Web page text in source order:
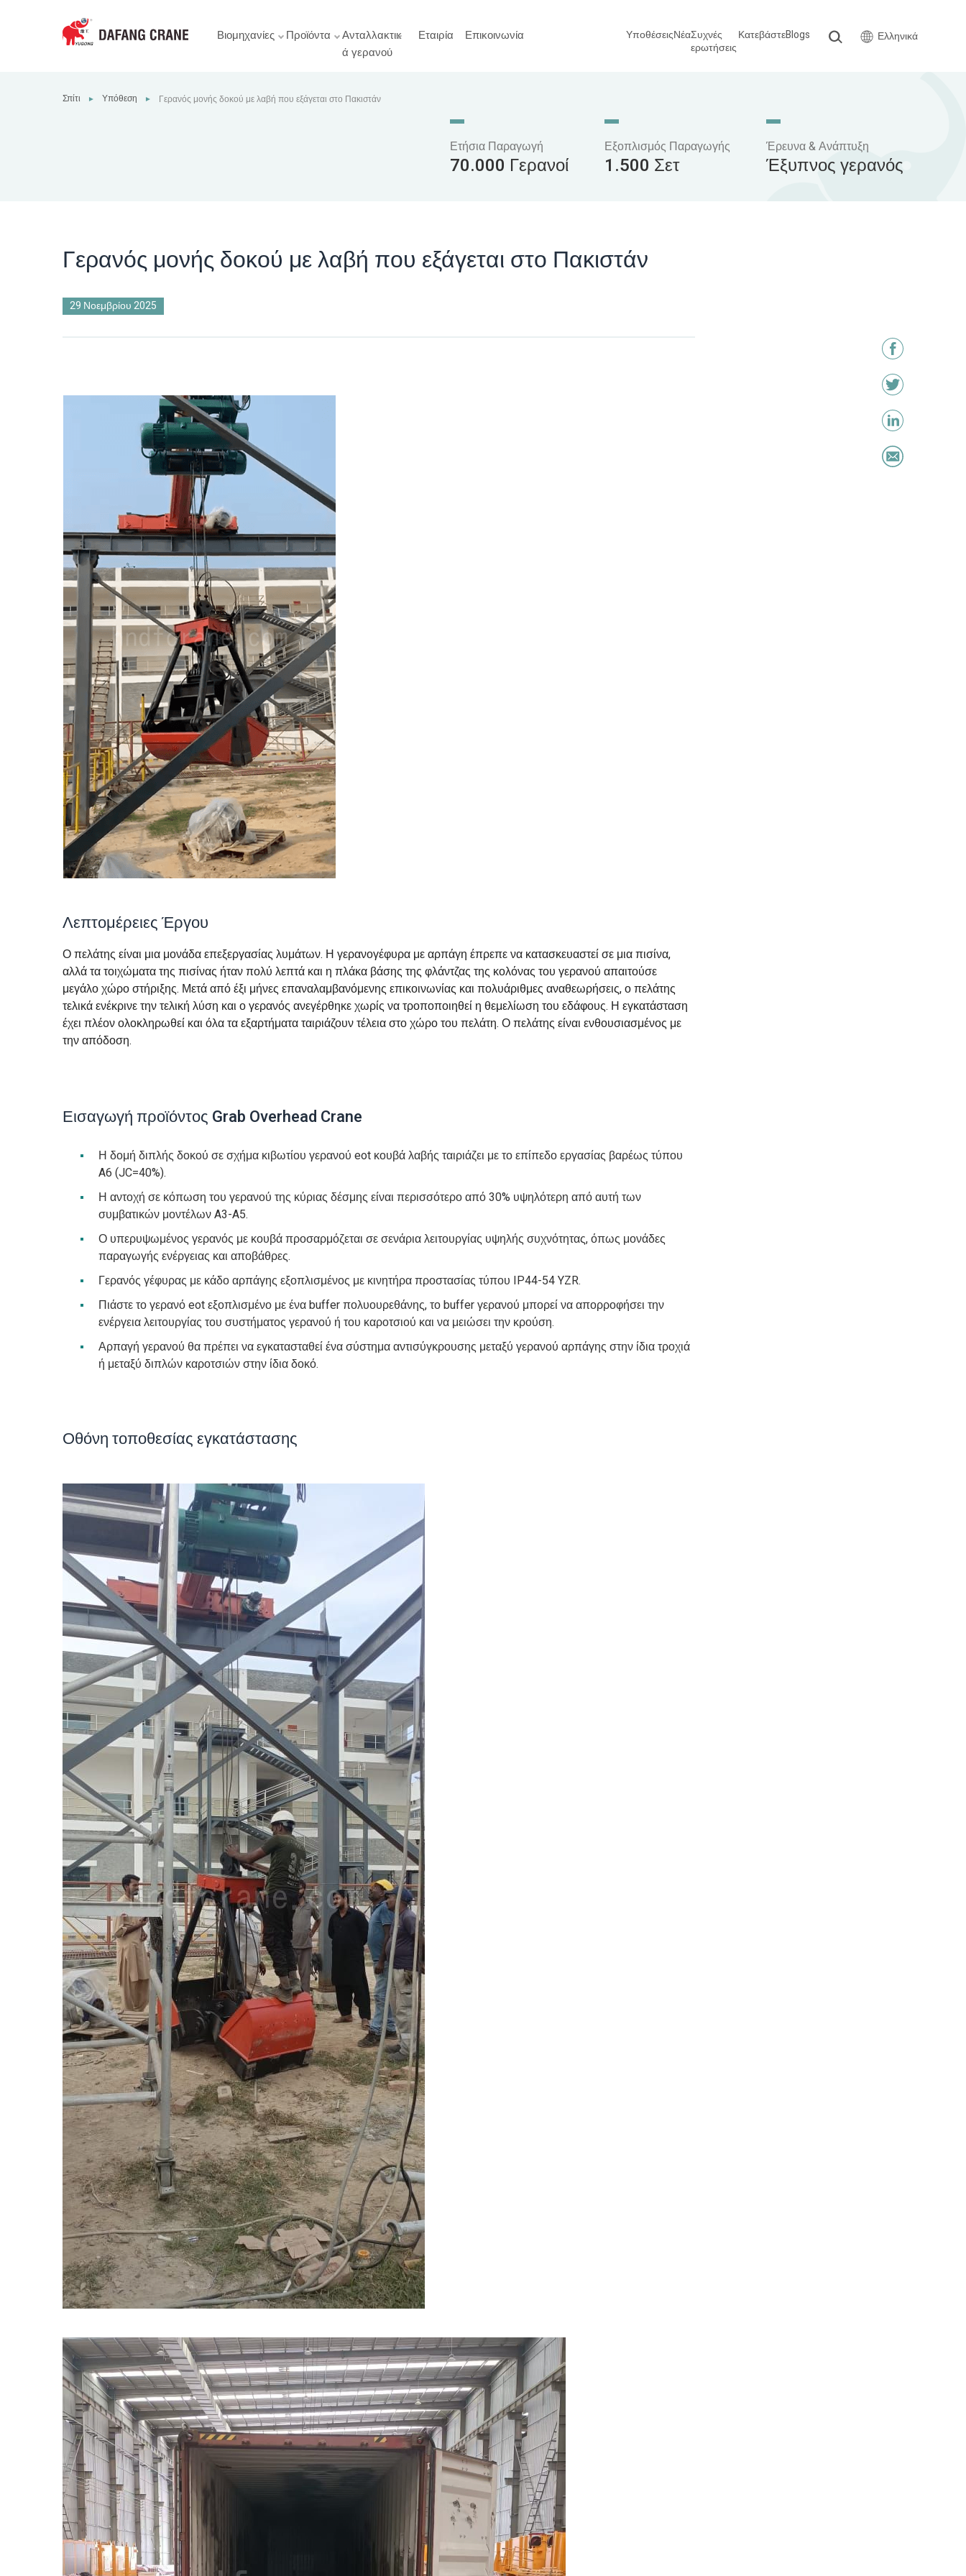
Βιομηχανίες Προϊόντα
Ανταλλακτικ
ά γερανού
Εταιρία Επικοινωνία ΥποθέσειςΝέαΣυχνές
ερωτήσεις
ΚατεβάστεBlogs Ελληνικά
Σπίτι ► Υπόθεση ► Γερανός μονής δοκού με λαβή που εξάγεται στο Πακιστάν
Ετήσια Παραγωγή
70.000 Γερανοί
Εξοπλισμός Παραγωγής
1.500 Σετ
Έρευνα & Ανάπτυξη
Έξυπνος γερανός
Γερανός μονής δοκού με λαβή που εξάγεται στο Πακιστάν
29 Νοεμβρίου 2025
Λεπτομέρειες Έργου
Ο πελάτης είναι μια μονάδα επεξεργασίας λυμάτων. Η γερανογέφυρα με αρπάγη έπρεπε να κατασκευαστεί σε μια πισίνα,
αλλά τα τοιχώματα της πισίνας ήταν πολύ λεπτά και η πλάκα βάσης της φλάντζας της κολόνας του γερανού απαιτούσε
μεγάλο χώρο στήριξης. Μετά από έξι μήνες επαναλαμβανόμενης επικοινωνίας και πολυάριθμες αναθεωρήσεις, ο πελάτης
τελικά ενέκρινε την τελική λύση και ο γερανός ανεγέρθηκε χωρίς να τροποποιηθεί η θεμελίωση του εδάφους. Η εγκατάσταση
έχει πλέον ολοκληρωθεί και όλα τα εξαρτήματα ταιριάζουν τέλεια στο χώρο του πελάτη. Ο πελάτης είναι ενθουσιασμένος με
την απόδοση.
Εισαγωγή προϊόντος Grab Overhead Crane
Η δομή διπλής δοκού σε σχήμα κιβωτίου γερανού eot κουβά λαβής ταιριάζει με το επίπεδο εργασίας βαρέως τύπου
A6 (JC=40%).
Η αντοχή σε κόπωση του γερανού της κύριας δέσμης είναι περισσότερο από 30% υψηλότερη από αυτή των
συμβατικών μοντέλων A3-A5.
Ο υπερυψωμένος γερανός με κουβά προσαρμόζεται σε σενάρια λειτουργίας υψηλής συχνότητας, όπως μονάδες
παραγωγής ενέργειας και αποβάθρες.
Γερανός γέφυρας με κάδο αρπάγης εξοπλισμένος με κινητήρα προστασίας τύπου IP44-54 YZR.
Πιάστε το γερανό eot εξοπλισμένο με ένα buffer πολυουρεθάνης, το buffer γερανού μπορεί να απορροφήσει την
ενέργεια λειτουργίας του συστήματος γερανού ή του καροτσιού και να μειώσει την κρούση.
Αρπαγή γερανού θα πρέπει να εγκατασταθεί ένα σύστημα αντισύγκρουσης μεταξύ γερανού αρπάγης στην ίδια τροχιά
ή μεταξύ διπλών καροτσιών στην ίδια δοκό.
Οθόνη τοποθεσίας εγκατάστασης